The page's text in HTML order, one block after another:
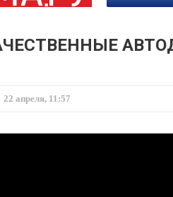
22 апреля, 11:57